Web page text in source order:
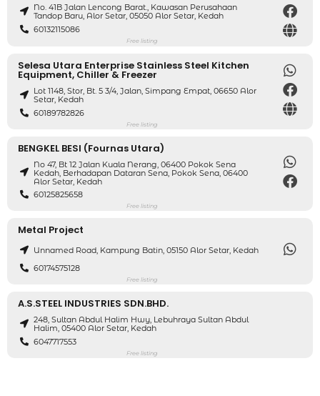
No. 41B Jalan Lencong Barat., Kawasan Perusahaan
Tandop Baru, Alor Setar, 05050 Alor Setar, Kedah
60132115086
Free listing
Selesa Utara Enterprise Stainless Steel Kitchen
Equipment, Chiller & Freezer
Lot 1148, Stor, Bt. 5 3/4, Jalan, Simpang Empat, 06650 Alor
Setar, Kedah
60189782826
Free listing
BENGKEL BESI (Fournas Utara)
No 47, Bt 12 Jalan Kuala Nerang, 06400 Pokok Sena
Kedah, Berhadapan Dataran Sena, Pokok Sena, 06400
Alor Setar, Kedah
60125825658
Free listing
Metal Project
Unnamed Road, Kampung Batin, 05150 Alor Setar, Kedah
60174575128
Free listing
A.S.STEEL INDUSTRIES SDN.BHD.
248, Sultan Abdul Halim Hwy, Lebuhraya Sultan Abdul
Halim, 05400 Alor Setar, Kedah
6047717553
Free listing